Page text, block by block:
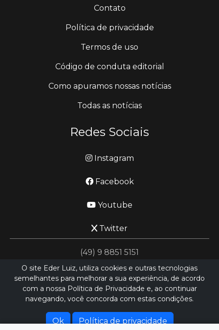
Contato
Política de privacidade
Termos de uso
Código de conduta editorial
Como apuramos nossas notícias
Todas as notícias
Redes Sociais
Instagram
Facebook
Youtube
Twitter
(49) 9 8851 5151
jornalismo@ederluiz.com.vc
Hospedado porHEXIO CLOUD
O site Eder Luiz, utiliza cookies e outras tecnologias
semelhantes para melhorar a sua experiência, de acordo
com a nossa Política de Privacidade e, ao continuar
navegando, você concorda com estas condições.
Ok Política de privacidade